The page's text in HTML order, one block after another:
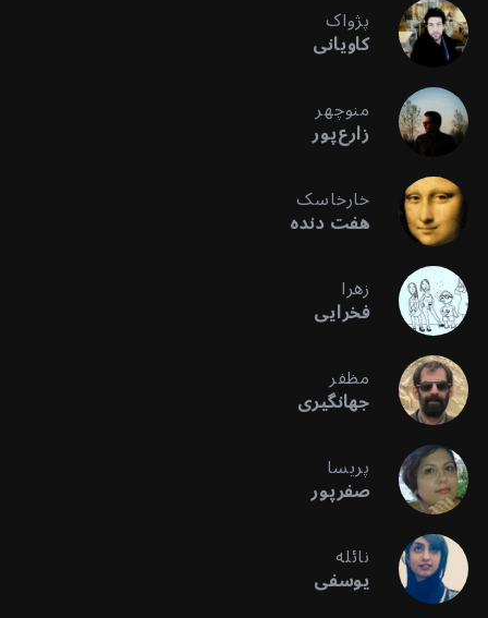
پژواک
کاویانی
منوچهر
زارع‌پور
خارخاسک
هفت دنده
زهرا
فخرایی
مظفر
جهانگیری
پریسا
صفرپور
نائله
یوسفی